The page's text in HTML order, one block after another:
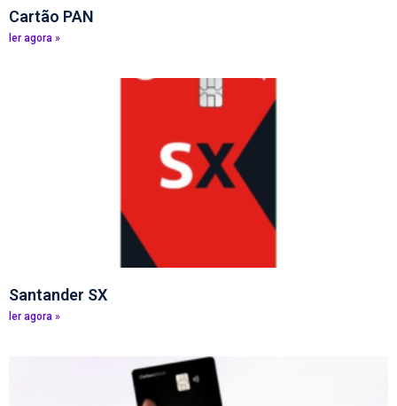
Cartão PAN
ler agora »
Santander SX
ler agora »